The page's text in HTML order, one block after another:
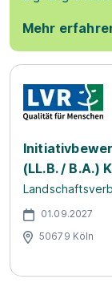
Mehr
(LL.B. / B.A.)
01.09.2027
50679 Köln